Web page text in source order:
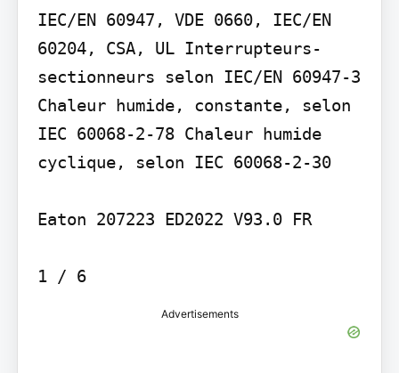
IEC/EN 60947, VDE 0660, IEC/EN
60204, CSA, UL Interrupteurs-
sectionneurs selon IEC/EN 60947-3
Chaleur humide, constante, selon
IEC 60068-2-78 Chaleur humide
cyclique, selon IEC 60068-2-30
Eaton 207223 ED2022 V93.0 FR
1 / 6
Advertisements